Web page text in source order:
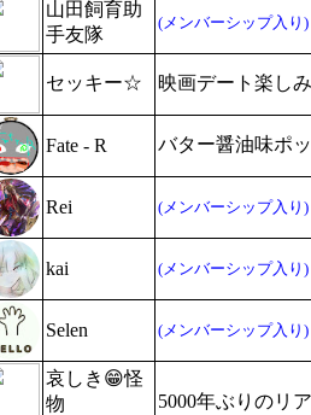
山田飼育助
手友隊
(メンバーシップ入り)
セッキー☆ 映画デート楽しみ
Fate - R
バター醤油味ポ
Rei (メンバーシップ入り)
kai (メンバーシップ入り)
Selen (メンバーシップ入り)
哀しき😁怪
物
5000年ぶりのリ